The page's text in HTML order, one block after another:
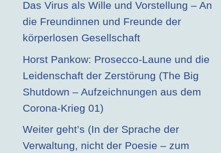
Das Virus als Wille und Vorstellung – An
die Freundinnen und Freunde der
körperlosen Gesellschaft
Horst Pankow: Prosecco-Laune und die
Leidenschaft der Zerstörung (The Big
Shutdown – Aufzeichnungen aus dem
Corona-Krieg 01)
Weiter geht’s (In der Sprache der
Verwaltung, nicht der Poesie – zum